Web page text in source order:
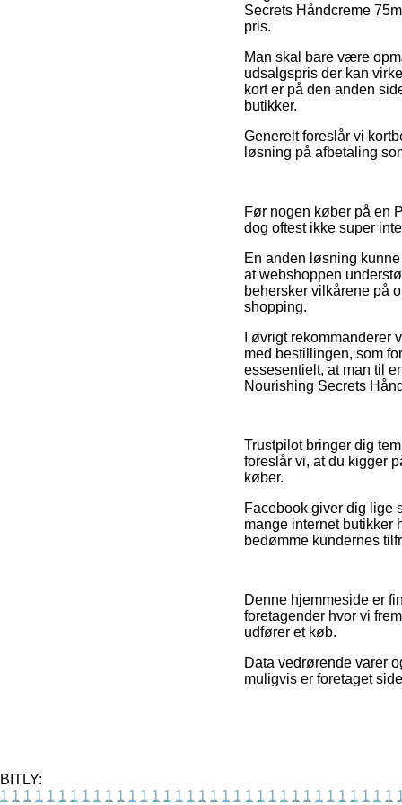
Secrets Håndcreme
pris.
Man skal bare være
udsalgspris der kan
kort er på den anden
butikker.
Generelt foreslår vi
løsning på afbetaling
Før nogen køber på en
dog oftest ikke super
En anden løsning
at webshoppen
behersker vilkårene på
shopping.
I øvrigt
med bestillingen, som
essesentielt, at man til
Nourishing Secrets
Trustpilot bringer dig
foreslår vi, at du kigger
køber.
Facebook giver dig lige
mange internet butikker
bedømme kundernes
Denne hjemmeside er
foretagender hvor vi
udfører et køb.
Data vedrørende varer
muligvis er foretaget
BITLY:
1 1 1 1 1 1 1 1 1 1 1 1 1 1 1 1 1 1 1 1 1 1 1 1 1 1 1 1 1 1 1 1 1 1